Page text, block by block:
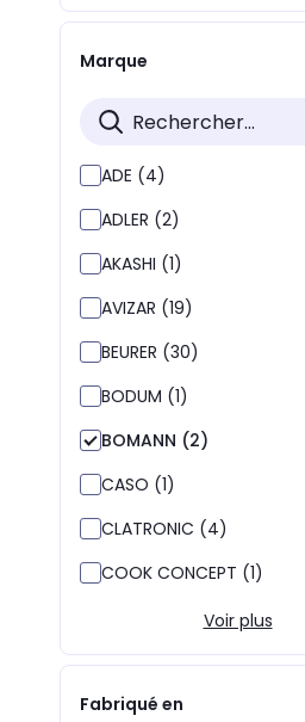
Marque
ADE (4)
ADLER (2)
AKASHI (1)
AVIZAR (19)
BEURER (30)
BODUM (1)
BOMANN (2)
CASO (1)
CLATRONIC (4)
COOK CONCEPT (1)
Voir plus
Fabriqué en